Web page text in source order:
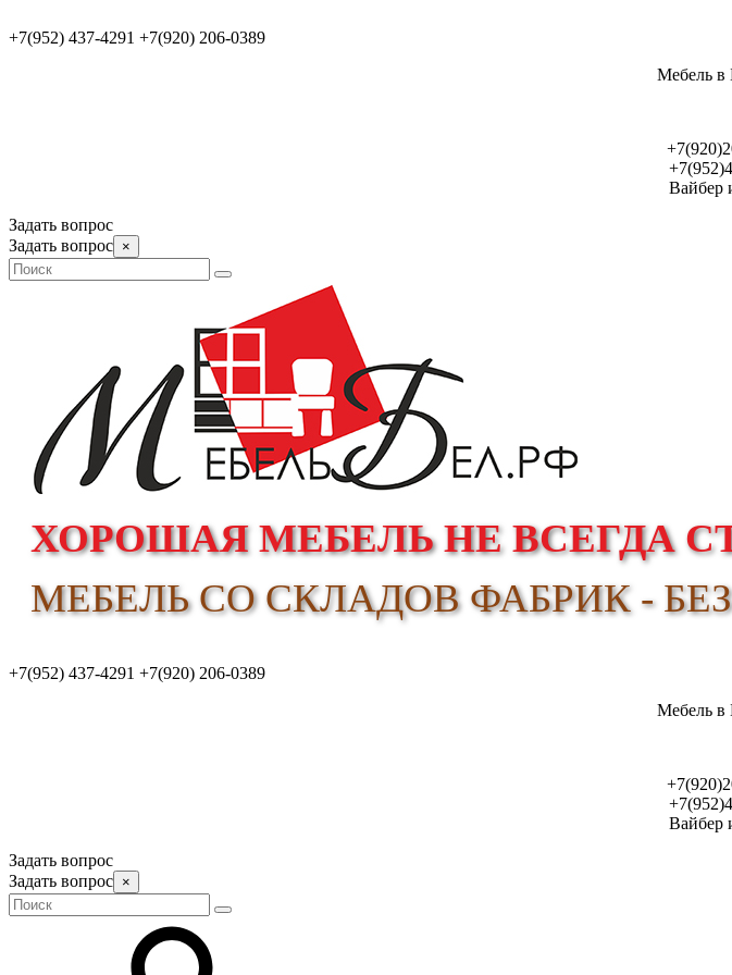
+7(952) 437-4291 +7(920) 206-0389
Мебель в
Вайбер
Задать вопрос
Задать вопрос ×
ХОРОШАЯ МЕБЕЛЬ НЕ ВСЕГДА
МЕБЕЛЬ СО СКЛАДОВ ФАБРИК -
+7(952) 437-4291 +7(920) 206-0389
Мебель в
Вайбер
Задать вопрос
Задать вопрос ×